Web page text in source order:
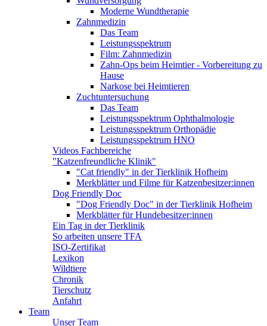
Moderne Wundtherapie
Zahnmedizin
Das Team
Leistungsspektrum
Film: Zahnmedizin
Zahn-Ops beim Heimtier - Vorbereitung zu
Hause
Narkose bei Heimtieren
Zuchtuntersuchung
Das Team
Leistungsspektrum Ophthalmologie
Leistungsspektrum Orthopädie
Leistungsspektrum HNO
Videos Fachbereiche
"Katzenfreundliche Klinik"
"Cat friendly" in der Tierklinik Hofheim
Merkblätter und Filme für Katzenbesitzer:innen
Dog Friendly Doc
"Dog Friendly Doc" in der Tierklinik Hofheim
Merkblätter für Hundebesitzer:innen
Ein Tag in der Tierklinik
So arbeiten unsere TFA
ISO-Zertifikat
Lexikon
Wildtiere
Chronik
Tierschutz
Anfahrt
Team
Unser Team